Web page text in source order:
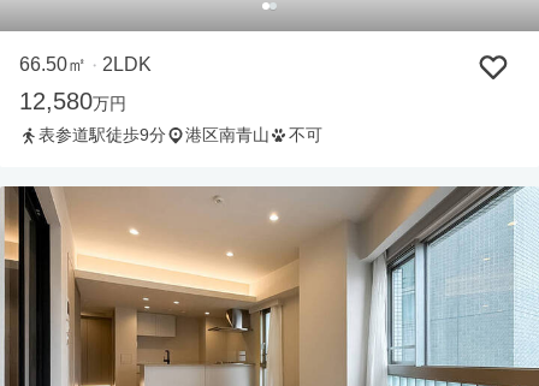
66.50㎡ ・ 2LDK
12,580万円
表参道駅徒歩9分
港区南青山 不可